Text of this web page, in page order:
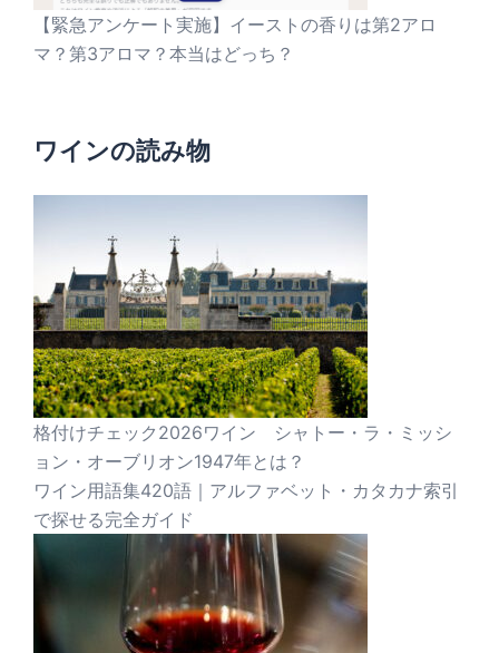
【緊急アンケート実施】イーストの香りは第2アロ
マ？第3アロマ？本当はどっち？
ワインの読み物
格付けチェック2026ワイン シャトー・ラ・ミッシ
ョン・オーブリオン1947年とは？
ワイン用語集420語｜アルファベット・カタカナ索引
で探せる完全ガイド